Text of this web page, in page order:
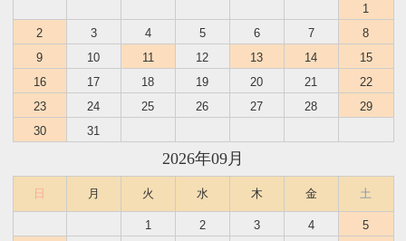
1
2
3 4 5 6 7
8
9
10 11 12 13 14
15
16
17 18 19 20 21
22
23
24 25 26 27 28
29
30
31
2026年09月
日 月 火 水 木 金 土
1 2 3 4
5